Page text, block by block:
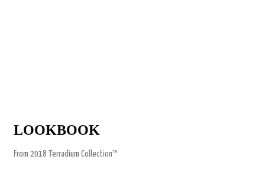
LOOKBOOK
From 2018 Terradium Collection™